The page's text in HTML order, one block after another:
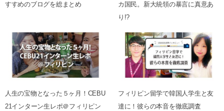
すすめのブログを総まとめ
カ国民。新大統領の暴言に真意あ
り!?
人生の宝物となった５ヶ月！CEBU
21インターン生レポ＠フィリピン
フィリピン留学で韓国人学生と友
達に！彼らの本音を徹底調査